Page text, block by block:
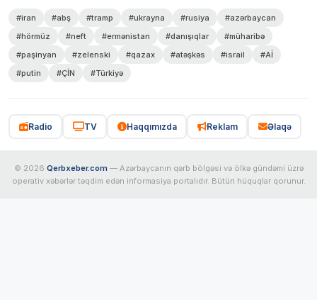
#iran #abş #tramp #ukrayna #rusiya
#azərbaycan
#hörmüz
#neft #ermənistan #danışıqlar
#müharibə
#paşinyan
#zelenski #qazax #atəşkəs #israil
#Aİ
#putin
#ÇİN #Türkiyə
Radio TV Haqqımızda Reklam Əlaqə
© 2026 Qerbxeber.com — Azərbaycanın qərb bölgəsi və ölkə gündəmi üzrə
operativ xəbərlər təqdim edən informasiya portalıdır. Bütün hüquqlar qorunur.